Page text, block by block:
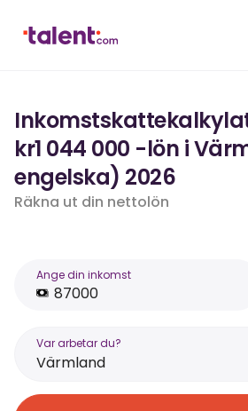
kr1 044 000 -lön i
engelska) 2026
Räkna ut din nettolön
Ange din inkomst
Var arbetar du?
Värmland